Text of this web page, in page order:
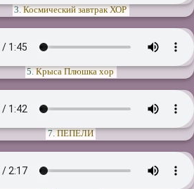
3.Космический завтрак ХОР
5.Крыса Плюшка хор
7.ПЕПЕЛИ